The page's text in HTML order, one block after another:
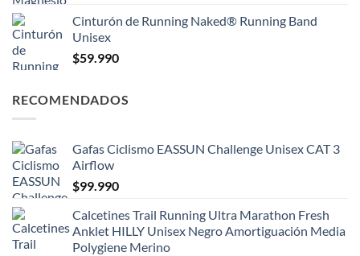
Cinturón de Running Naked® Running Band
Unisex
$59.990
RECOMENDADOS
Gafas Ciclismo EASSUN Challenge Unisex CAT 3
Airflow
$99.990
Calcetines Trail Running Ultra Marathon Fresh
Anklet HILLY Unisex Negro Amortiguación Media
Polygiene Merino